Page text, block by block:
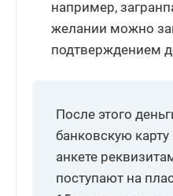
например,
желании можно
подтверждением
После этого
банковскую
анкете
поступают на